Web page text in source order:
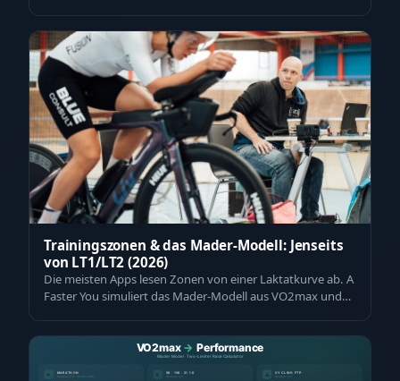
Trainingszonen & das Mader-Modell: Jenseits
von LT1/LT2 (2026)
Die meisten Apps lesen Zonen von einer Laktatkurve ab. A
Faster You simuliert das Mader-Modell aus VO2max und